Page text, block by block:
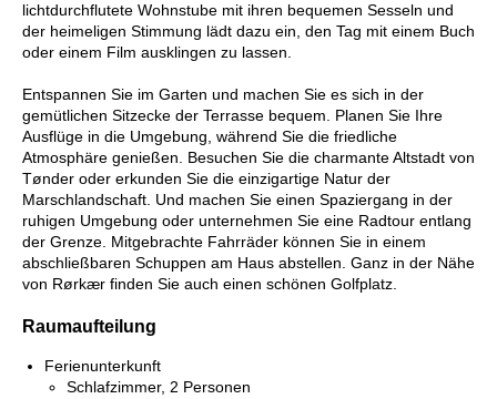
lichtdurchflutete Wohnstube mit ihren bequemen Sesseln und
der heimeligen Stimmung lädt dazu ein, den Tag mit einem Buch
oder einem Film ausklingen zu lassen.
Entspannen Sie im Garten und machen Sie es sich in der
gemütlichen Sitzecke der Terrasse bequem. Planen Sie Ihre
Ausflüge in die Umgebung, während Sie die friedliche
Atmosphäre genießen. Besuchen Sie die charmante Altstadt von
Tønder oder erkunden Sie die einzigartige Natur der
Marschlandschaft. Und machen Sie einen Spaziergang in der
ruhigen Umgebung oder unternehmen Sie eine Radtour entlang
der Grenze. Mitgebrachte Fahrräder können Sie in einem
abschließbaren Schuppen am Haus abstellen. Ganz in der Nähe
von Rørkær finden Sie auch einen schönen Golfplatz.
Raumaufteilung
Ferienunterkunft
Schlafzimmer, 2 Personen